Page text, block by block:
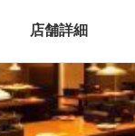
店舗詳細